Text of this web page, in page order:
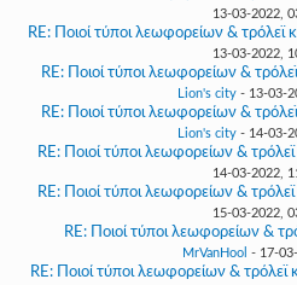
13-03-2022,
RE: Ποιοί τύποι λεωφορείων &
13-03-2022,
RE: Ποιοί τύποι λεωφορείων &
Lion's city- 13-03-
RE: Ποιοί τύποι λεωφορείων &
Lion's city- 14-03-
RE: Ποιοί τύποι λεωφορείων &
14-03-2022,
RE: Ποιοί τύποι λεωφορείων &
15-03-2022,
RE: Ποιοί τύποι λεωφορείων &
MrVanHool - 17-
RE: Ποιοί τύποι λεωφορείων &